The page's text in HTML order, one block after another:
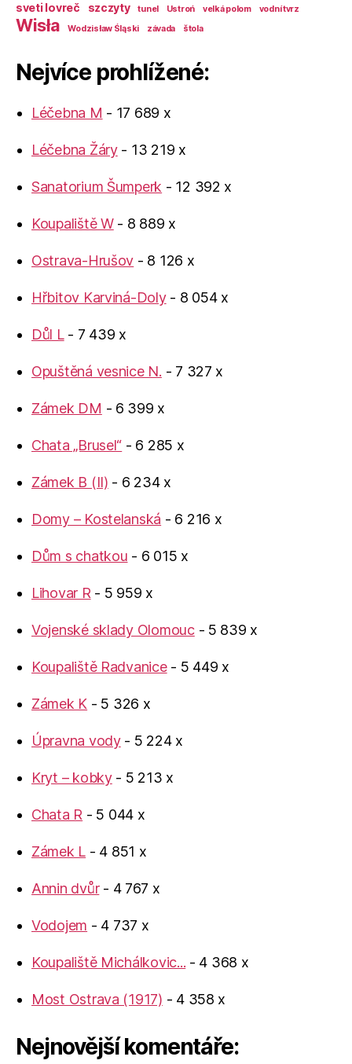
sveti lovreč szczyty tunel Ustroń velká polom vodní tvrz
Wisła Wodzisław Śląski závada štola
Nejvíce prohlížené:
Léčebna M - 17 689 x
Léčebna Žáry- 13 219 x
Sanatorium Šumperk - 12 392 x
Koupaliště W- 8 889 x
Ostrava-Hrušov - 8 126 x
Hřbitov Karviná-Doly- 8 054 x
Důl L- 7 439 x
Opuštěná vesnice N. - 7 327 x
Zámek DM - 6 399 x
Chata „Brusel“ - 6 285 x
Zámek B (II) - 6 234 x
Domy – Kostelanská - 6 216 x
Dům s chatkou - 6 015 x
Lihovar R - 5 959 x
Vojenské sklady Olomouc- 5 839 x
Koupaliště Radvanice- 5 449 x
Zámek K - 5 326 x
Úpravna vody- 5 224 x
Kryt – kobky- 5 213 x
Chata R - 5 044 x
Zámek L - 4 851 x
Annin dvůr- 4 767 x
Vodojem - 4 737 x
Koupaliště Michálkovic... - 4 368 x
Most Ostrava (1917) - 4 358 x
Nejnovější komentáře: